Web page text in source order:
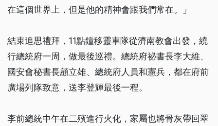
在這個世界上，但是他的精神會跟我們常在。」
結束追思禮拜，11點鐘移靈車隊從濟南教會出發，繞
行總統府一周，做最後巡禮。總統府祕書長李大維、
國安會秘書長顧立雄、總統府人員和憲兵，都在府前
廣場列隊致意，送李登輝最後一程。
李前總統中午在二殯進行火化，家屬也將骨灰帶回翠